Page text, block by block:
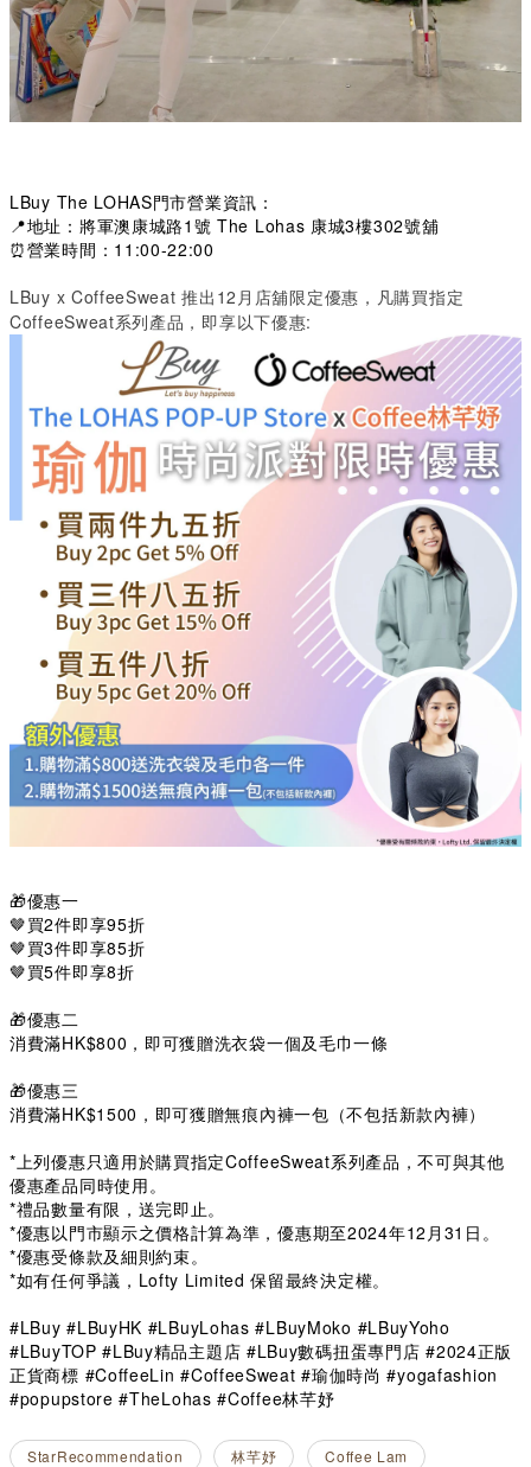
LBuy The LOHAS門市營業資訊：
📍地址：將軍澳康城路1號 The Lohas 康城3樓302號舖
⏰營業時間：11:00-22:00
LBuy x CoffeeSweat 推出12月店舖限定優惠，凡購買指定
CoffeeSweat系列產品，即享以下優惠:
🎁優惠一
🤎買2件即享95折
🤎買3件即享85折
🤎買5件即享8折
🎁優惠二
消費滿HK$800，即可獲贈洗衣袋一個及毛巾一條
🎁優惠三
消費滿HK$1500，即可獲贈無痕內褲一包（不包括新款內褲）
*上列優惠只適用於購買指定CoffeeSweat系列產品，不可與其他
優惠產品同時使用。
*禮品數量有限，送完即止。
*優惠以門市顯示之價格計算為準，優惠期至2024年12月31日。
*優惠受條款及細則約束。
*如有任何爭議，Lofty Limited 保留最終決定權。
#LBuy #LBuyHK #LBuyLohas #LBuyMoko #LBuyYoho
#LBuyTOP #LBuy精品主題店 #LBuy數碼扭蛋專門店 #2024正版
正貨商標 #CoffeeLin #CoffeeSweat #瑜伽時尚 #yogafashion
#popupstore #TheLohas #Coffee林芊妤
StarRecommendation 林芊妤 Coffee Lam